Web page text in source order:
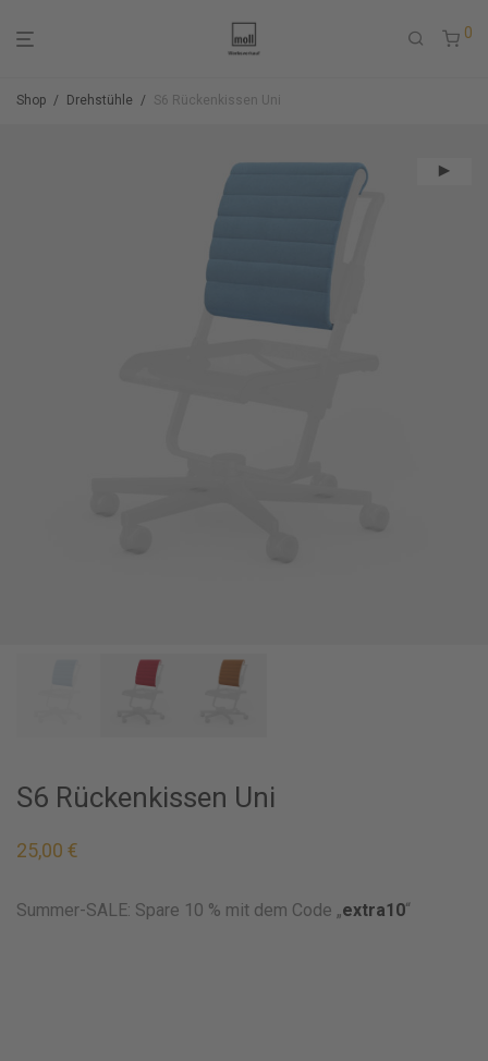
0
Shop / Drehstühle / S6 Rückenkissen Uni
S6 Rückenkissen Uni
25,00 €
Summer-SALE: Spare 10 % mit dem Code „extra10“